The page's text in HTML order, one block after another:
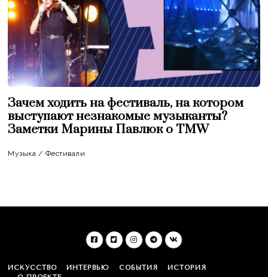
Зачем ходить на фестиваль, на котором
выступают незнакомые музыканты?
Заметки Марины Павлюк о TMW
Музыка / Фестивали
ИСКУССТВО ИНТЕРВЬЮ СОБЫТИЯ
ИСТОРИЯ